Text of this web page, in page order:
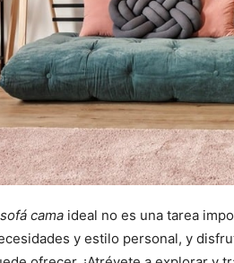
sofá cama ideal no es una tarea
y estilo personal, y